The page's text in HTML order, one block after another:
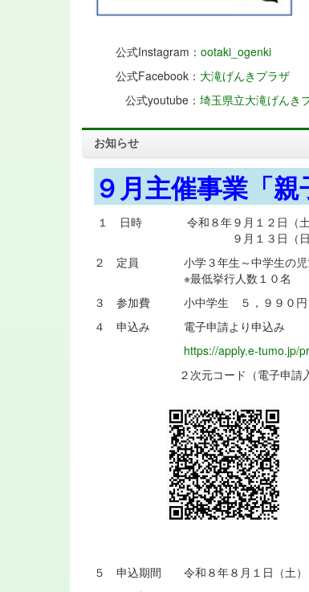
公式Instagram： ootaki_ogenki
公式Facebook： 大滝げんきプラザ
公式youtube： 埼玉県立大滝げんき
お知らせ
９月主催事業「
１ 日時 令和８年９月１２日（土
９月１３日（日） １２
２ 定員 小学３年生～中学生の児童
※最低挙行人数１０名 申込み
３ 参加費 小中学生 ５，９９０
４ 申込み 電子申請より申込み
https://apply.e-tumo.jp/
２次元コード（電子申請入力
５ 申込期間 令和８年８月１日（土）